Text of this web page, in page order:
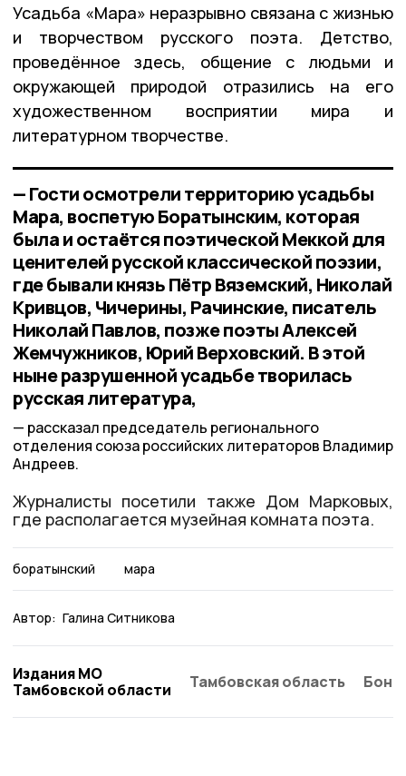
Усадьба «Мара» неразрывно связана с жизнью
и творчеством русского поэта. Детство,
проведённое здесь, общение с людьми и
окружающей природой отразились на его
художественном восприятии мира и
литературном творчестве.
— Гости осмотрели территорию усадьбы
Мара, воспетую Боратынским, которая
была и остаётся поэтической Меккой для
ценителей русской классической поэзии,
где бывали князь Пётр Вяземский, Николай
Кривцов, Чичерины, Рачинские, писатель
Николай Павлов, позже поэты Алексей
Жемчужников, Юрий Верховский. В этой
ныне разрушенной усадьбе творилась
русская литература,
рассказал председатель регионального
отделения союза российских литераторов Владимир
Андреев.
Журналисты посетили также Дом Марковых,
где располагается музейная комната поэта.
боратынский мара
Автор: Галина Ситникова
Издания МО
Тамбовской области
Тамбовская область